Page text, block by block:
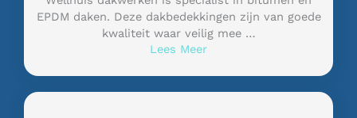
EPDM daken. Deze dakbedekkingen zijn van goede
kwaliteit waar veilig mee …
Lees Meer